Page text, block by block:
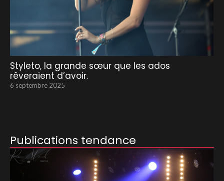
Styleto, la grande sœur que les ados
rêveraient d’avoir.
6 septembre 2025
Publications tendance